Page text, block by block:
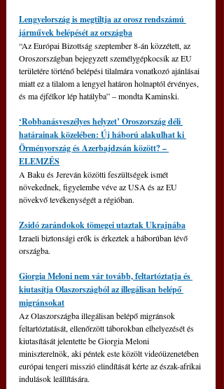
Lengyelország is megtiltja az orosz rendszámú
járművek belépését az országba
“Az Európai Bizottság szeptember 8-án közzétett, az
Oroszországban bejegyzett személygépkocsik az EU
területére történő belépési tilalmára vonatkozó ajánlásai
miatt ez a tilalom a lengyel határon holnaptól érvényes,
és ma éjfélkor lép hatályba” – mondta Kaminski.
‘Robbanásveszélyes helyzet’ Oroszország déli
határainak közelében: Új háború alakulhat ki
Örményország és Azerbajdzsán között? –
ELEMZÉS
A Baku és Jereván közötti feszültségek ismét
növekednek, figyelembe véve az USA és az EU
növekvő tevékenységét a régióban.
Zsidó zarándokok tömegei utaztak Ukrajnába
Izraeli biztonsági erők is érkeztek a háborúban lévő
országba.
Giorgia Meloni nem vár tovább, feltartóztatja és
kiutasítja Olaszországból az illegálisan belépő
migránsokat
Az Olaszországba illegálisan belépő migránsok
feltartóztatását, ellenőrzött táborokban elhelyezését és
kiutasítását jelentette be Giorgia Meloni
miniszterelnök, aki péntek este közölt videóüzenetében
európai tengeri misszió elindítását kérte az észak-afrikai
indulások leállítására.